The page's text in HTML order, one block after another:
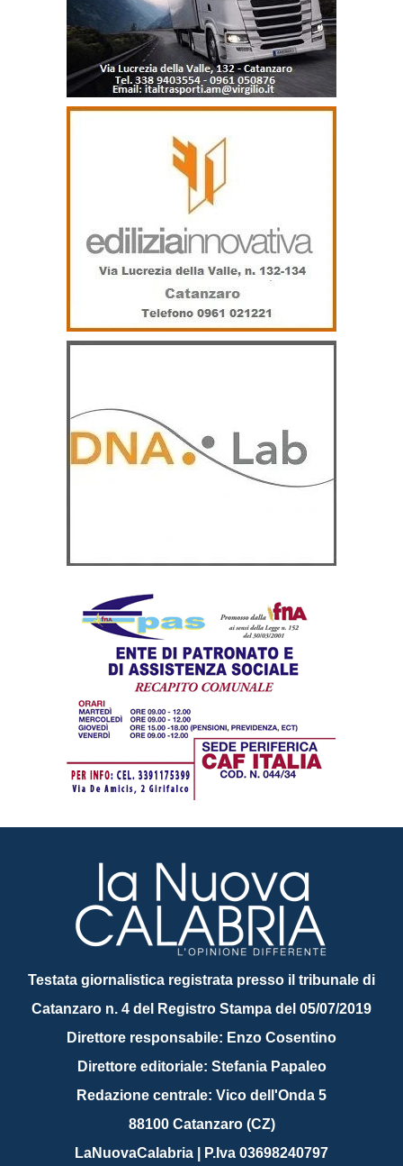
Testata giornalistica registrata presso il tribunale di
Catanzaro n. 4 del Registro Stampa del 05/07/2019
Direttore responsabile: Enzo Cosentino
Direttore editoriale: Stefania Papaleo
Redazione centrale: Vico dell'Onda 5
88100 Catanzaro (CZ)
LaNuovaCalabria | P.Iva 03698240797